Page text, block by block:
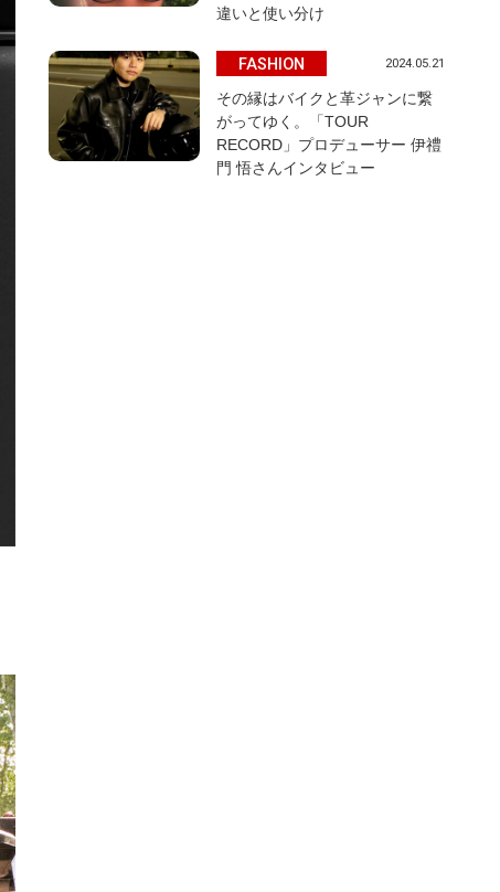
違いと使い分け
FASHION 2024.05.21
その縁はバイクと革ジャンに繋
がってゆく。「TOUR
RECORD」プロデューサー 伊禮
門 悟さんインタビュー